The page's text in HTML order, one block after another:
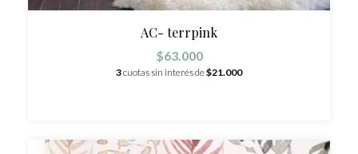
AC- terrpink
$63.000
3cuotas sin interés de$21.000